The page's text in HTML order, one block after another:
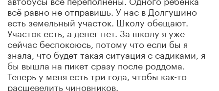
всё равно не отправишь. У нас в Долгушино
есть земельный участок. Школу обещают.
Участок есть, а денег нет. За школу я уже
сейчас беспокоюсь, потому что если бы я
знала, что будет такая ситуация с садиками, я
бы вышла на пикет сразу после роддома.
Теперь у меня есть три года, чтобы как-то
расшевелить чиновников.